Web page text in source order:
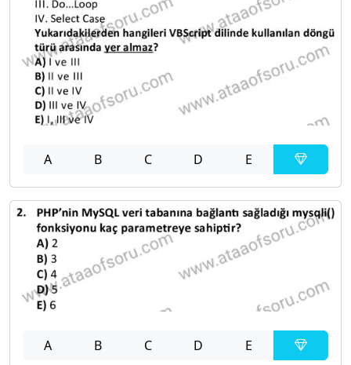
A B C D E
A B C D E